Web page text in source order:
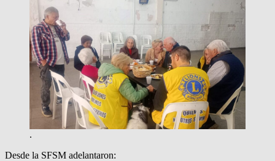
.
Desde la SFSM adelantaron: